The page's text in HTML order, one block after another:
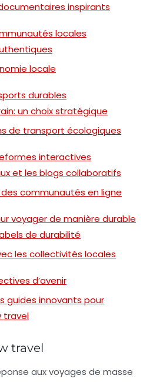
inspirants
locales
locale
durables
un choix stratégique
de transport écologiques
interactives
et les blogs collaboratifs
communautés en ligne
voyager de manière durable
de durabilité
les collectivités locales
d’avenir
guides innovants pour
travel
travel
aux voyages de masse